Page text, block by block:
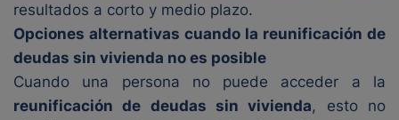
resultados a corto y medio plazo.
Opciones alternativas cuando la reunificación de
deudas sin vivienda no es posible
Cuando una persona no puede acceder a la
reunificación de deudas sin vivienda, esto no